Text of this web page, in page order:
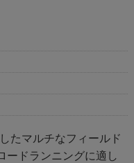
たマルチなフィールド
ードランニングに適し